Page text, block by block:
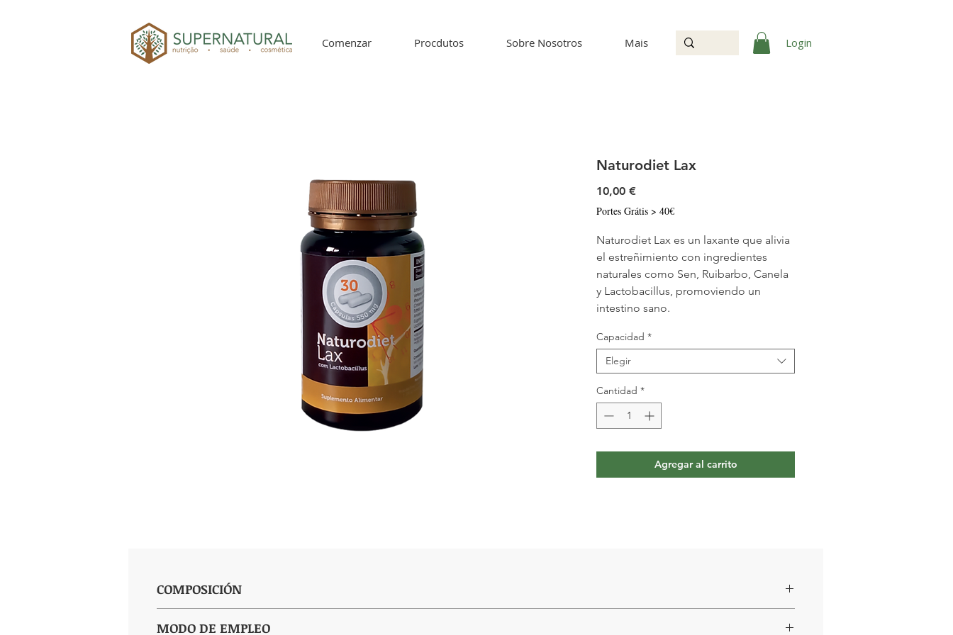
Comenzar Procdutos Sobre Nosotros Mais Login
Naturodiet Lax
10,00 €
Portes Grátis > 40€
Naturodiet Lax es un laxante que alivia
el estreñimiento con ingredientes
naturales como Sen, Ruibarbo, Canela
y Lactobacillus, promoviendo un
intestino sano.
Capacidad *
Elegir
Cantidad *
Agregar al carrito
COMPOSICIÓN
(200000 ufc).
MODO DE EMPLEO